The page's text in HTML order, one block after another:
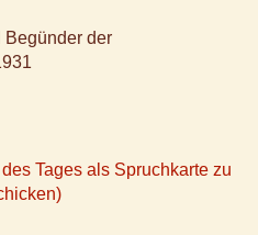
Begünder der
Tages als Spruchkarte zu